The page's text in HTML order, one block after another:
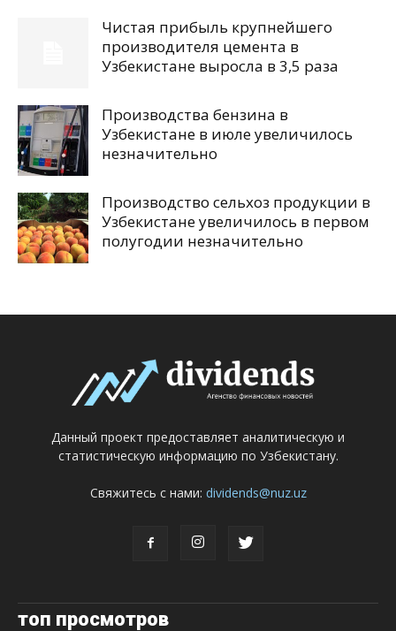
Чистая прибыль крупнейшего
производителя цемента в
Узбекистане выросла в 3,5 раза
Производства бензина в
Узбекистане в июле увеличилось
незначительно
Производство сельхоз продукции в
Узбекистане увеличилось в первом
полугодии незначительно
Данный проект предоставляет аналитическую и
статистическую информацию по Узбекистану.
Свяжитесь с нами: dividends@nuz.uz
топ просмотров